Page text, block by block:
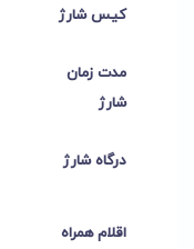
کیس شارژ
مدت زمان
شارژ
درگاه شارژ
اقلام همراه